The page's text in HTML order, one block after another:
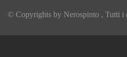
© Copyrights by Nerospinto , Tutti i